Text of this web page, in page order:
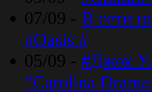
07/09 - В сети
#Oasis #
05/09 - #Джек
“Carolina